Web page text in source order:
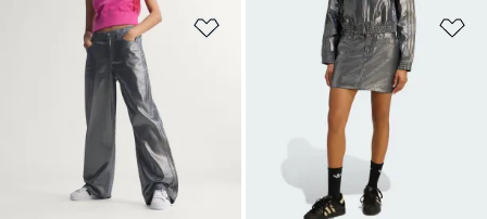
Añadir a la lista de deseos